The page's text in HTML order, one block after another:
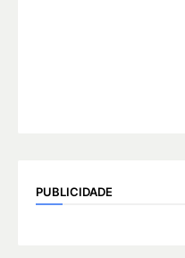
PUBLICIDADE